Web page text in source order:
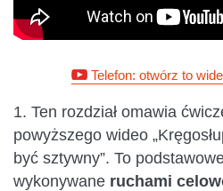
Telefon: otwórz to
1. Ten rozdział omawia
powyższego wideo
być sztywny”. To
wykonywane ruchami